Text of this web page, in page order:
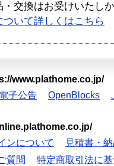
・交換はお受けいたし
ついて詳しくはこちら
www.plathome.co.jp/
電子公告 OpenBlocks
ンについて
見積書・
質問
特定商取引法に